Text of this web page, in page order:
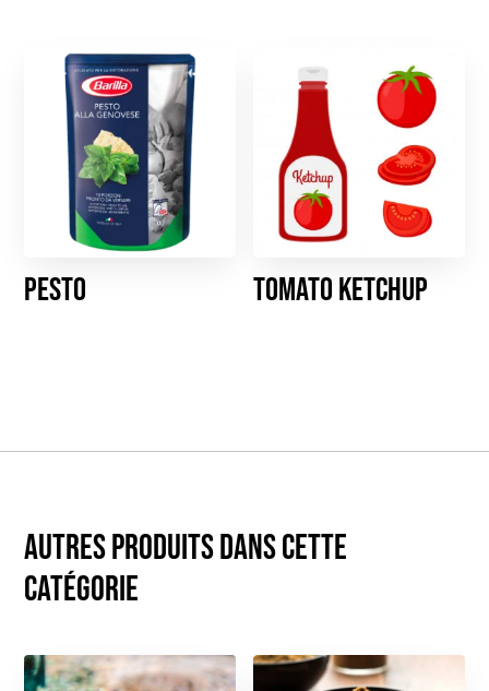
Pesto Tomato ketchup
Autres produits dans cette
catégorie